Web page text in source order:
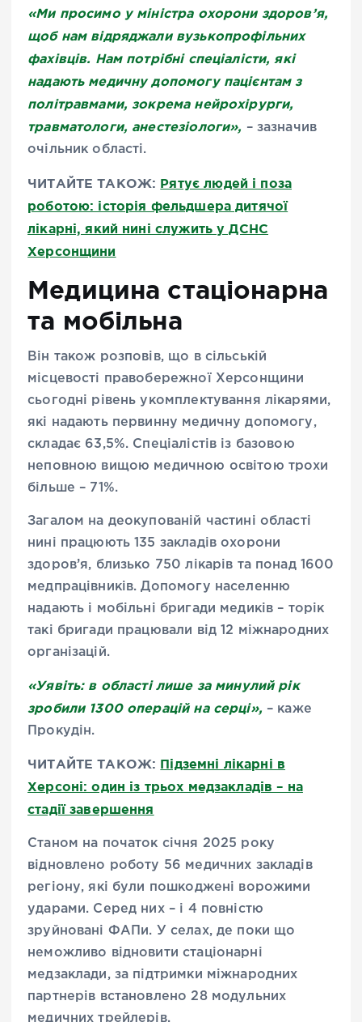
«Ми просимо у міністра охорони здоров’я,
щоб нам відряджали вузькопрофільних
фахівців. Нам потрібні спеціалісти, які
надають медичну допомогу пацієнтам з
політравмами, зокрема нейрохірурги,
травматологи, анестезіологи», – зазначив
очільник області.
ЧИТАЙТЕ ТАКОЖ: Рятує людей і поза
роботою: історія фельдшера дитячої
лікарні, який нині служить у ДСНС
Херсонщини
Медицина стаціонарна
та мобільна
Він також розповів, що в сільській
місцевості правобережної Херсонщини
сьогодні рівень укомплектування лікарями,
які надають первинну медичну допомогу,
складає 63,5%. Спеціалістів із базовою
неповною вищою медичною освітою трохи
більше – 71%.
Загалом на деокупованій частині області
нині працюють 135 закладів охорони
здоров’я, близько 750 лікарів та понад 1600
медпрацівників. Допомогу населенню
надають і мобільні бригади медиків – торік
такі бригади працювали від 12 міжнародних
організацій.
«Уявіть: в області лише за минулий рік
зробили 1300 операцій на серці», – каже
Прокудін.
ЧИТАЙТЕ ТАКОЖ: Підземні лікарні в
Херсоні: один із трьох медзакладів – на
стадії завершення
Станом на початок січня 2025 року
відновлено роботу 56 медичних закладів
регіону, які були пошкоджені ворожими
ударами. Серед них – і 4 повністю
зруйновані ФАПи. У селах, де поки що
неможливо відновити стаціонарні
медзаклади, за підтримки міжнародних
партнерів встановлено 28 модульних
медичних трейлерів.